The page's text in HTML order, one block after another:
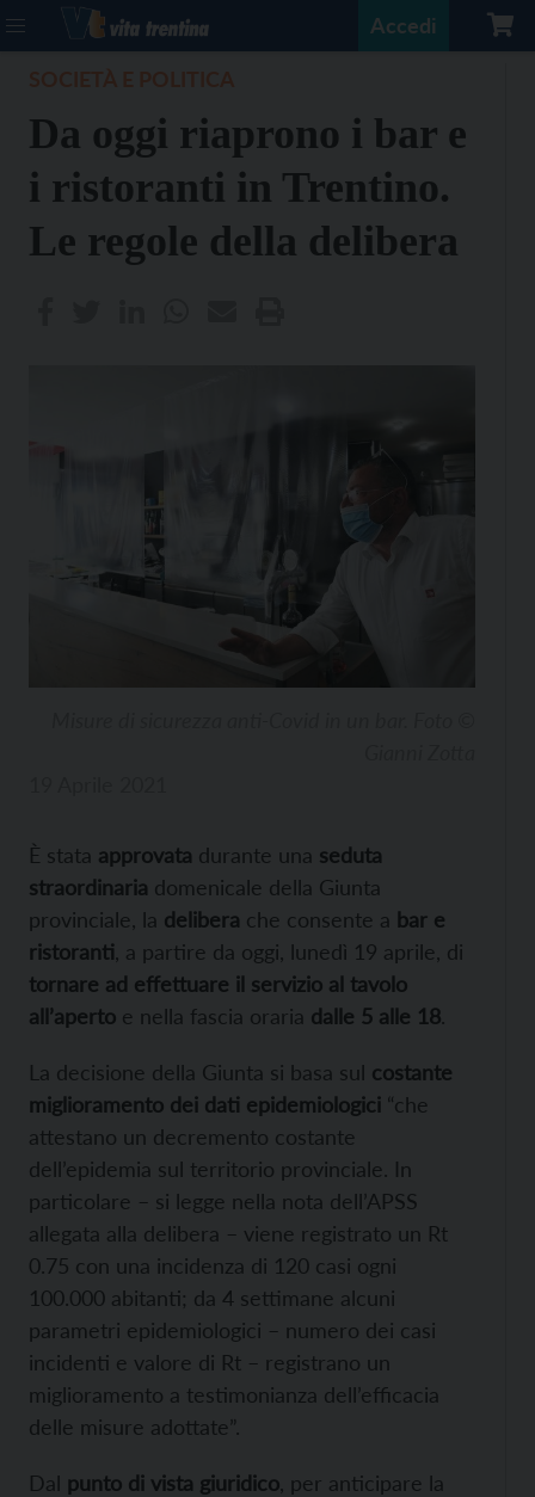
Accedi
Da oggi riaprono i bar e
i ristoranti in Trentino.
Le regole della delibera
È stata approvata durante una seduta
straordinaria domenicale della Giunta
provinciale, la delibera che consente a bar e
ristoranti , a partire da oggi, lunedì 19 aprile, di
tornare ad effettuare il servizio al tavolo
all’aperto e nella fascia oraria dalle 5 alle 18.
La decisione della Giunta si basa sul costante
miglioramento dei dati epidemiologici “che
attestano un decremento costante
dell’epidemia sul territorio provinciale. In
particolare – si legge nella nota dell’APSS
allegata alla delibera – viene registrato un Rt
0.75 con una incidenza di 120 casi ogni
100.000 abitanti; da 4 settimane alcuni
parametri epidemiologici – numero dei casi
incidenti e valore di Rt – registrano un
miglioramento a testimonianza dell’efficacia
delle misure adottate”.
Dal punto di vista giuridico , per anticipare la